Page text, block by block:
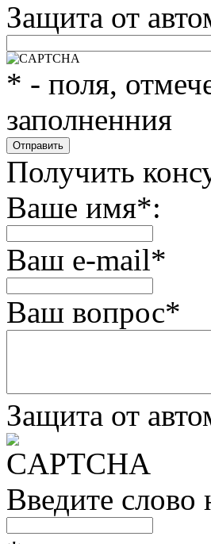
Защита от
* - поля,
заполненния
Получить
Ваше имя*:
Ваш e-mail*
Ваш вопрос*
Защита от
Введите слово